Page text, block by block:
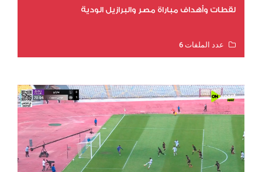
لقطات وأهداف مباراة مصر والبرازيل الودية
عدد الملفات 6